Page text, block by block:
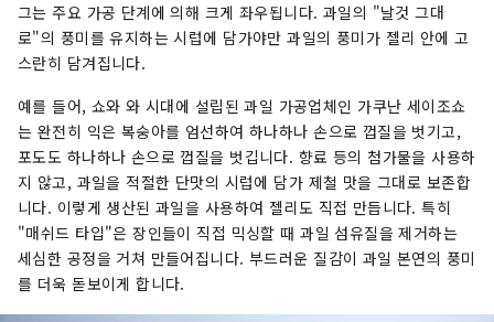
그는 주요 가공 단계에 의해 크게 좌우됩니다. 과일의 "날것 그대
로"의 풍미를 유지하는 시럽에 담가야만 과일의 풍미가 젤리 안에 고
스란히 담겨집니다.
예를 들어, 쇼와 와 시대에 설립된 과일 가공업체인 가쿠난 세이조쇼
는 완전히 익은 복숭아를 엄선하여 하나하나 손으로 껍질을 벗기고,
포도도 하나하나 손으로 껍질을 벗깁니다. 향료 등의 첨가물을 사용하
지 않고, 과일을 적절한 단맛의 시럽에 담가 제철 맛을 그대로 보존합
니다. 이렇게 생산된 과일을 사용하여 젤리도 직접 만듭니다. 특히
"매쉬드 타입"은 장인들이 직접 믹싱할 때 과일 섬유질을 제거하는
세심한 공정을 거쳐 만들어집니다. 부드러운 질감이 과일 본연의 풍미
를 더욱 돋보이게 합니다.